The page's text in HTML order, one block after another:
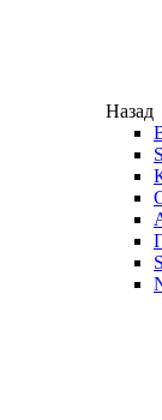
Назад